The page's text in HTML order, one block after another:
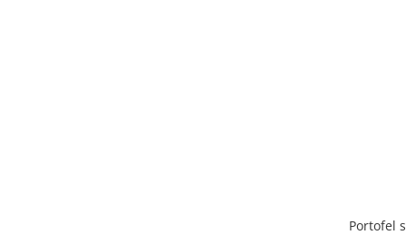
Portofel